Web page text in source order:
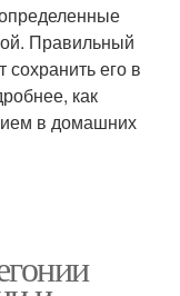
Правильный
сохранить его в
как
в домашних